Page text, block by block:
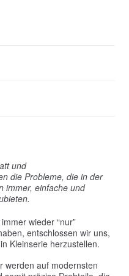
und
die Probleme, die in der
immer, einfache und
wieder “nur”
entschlossen wir uns,
Kleinserie herzustellen.
werden auf modernsten